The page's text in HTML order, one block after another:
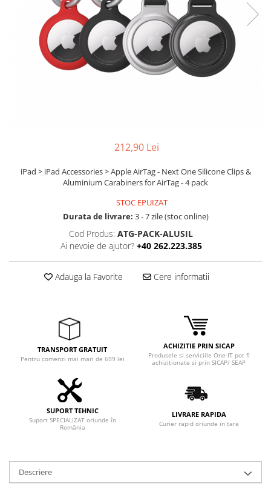
Smartphone IPhone
Mouse Pad
212,90 Lei
iPad > iPad Accessories > Apple AirTag - Next One Silicone Clips &
Aluminium Carabiners for AirTag - 4 pack
STOC EPUIZAT
Durata de livrare: 3 - 7 zile (stoc online)
Cod Produs: ATG-PACK-ALUSIL
Ai nevoie de ajutor? +40 262.223.385
Adauga la Favorite Cere informatii
TRANSPORT GRATUIT
Pentru comenzi mai mari de 699 lei
ACHIZITIE PRIN SICAP
Produsele si serviciile One-IT pot fi
achizitionate si prin SICAP/ SEAP
SUPORT TEHNIC
Suport SPECIALIZAT oriunde în
România
LIVRARE RAPIDA
Curier rapid oriunde in tara
Descriere